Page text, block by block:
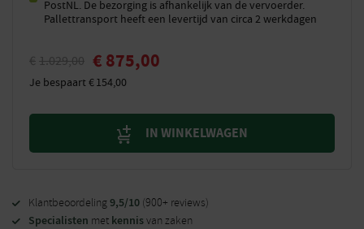
PostNL. De bezorging is afhankelijk van de vervoerder.
Pallettransport heeft een levertijd van circa 2 werkdagen
€ 1.029,00 € 875,00
Je bespaart€154,00
IN WINKELWAGEN
Klantbeoordeling9,5/10 (900+ reviews)
Specialisten met kennisvan zaken